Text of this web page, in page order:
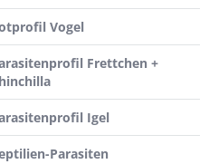
Vogel
Frettchen +
Igel
Parasiten